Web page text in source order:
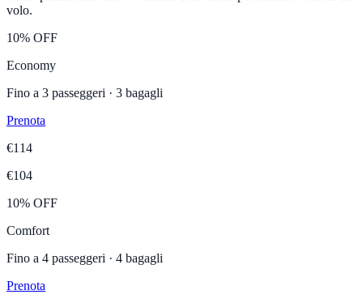
volo.
10% OFF
Economy
Fino a 3 passeggeri · 3 bagagli
Prenota
€114
€104
10% OFF
Comfort
Fino a 4 passeggeri · 4 bagagli
Prenota